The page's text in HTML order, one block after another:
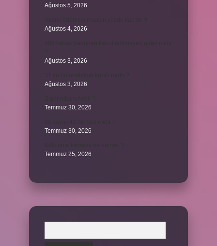
Ağustos 5, 2026
Ağustos 4, 2026
Ağustos 3, 2026
Ağustos 3, 2026
Temmuz 30, 2026
Temmuz 30, 2026
Temmuz 25, 2026